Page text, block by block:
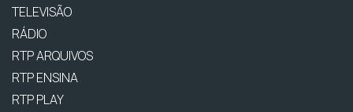
TELEVISÃO
RÁDIO
RTP ARQUIVOS
RTP ENSINA
RTP PLAY